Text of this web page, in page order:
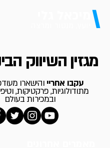
\
מגזין השיווק
עקבו אחריי והישארו
מתודולוגיות, פרקטיקות,
ובמכירות בעולם